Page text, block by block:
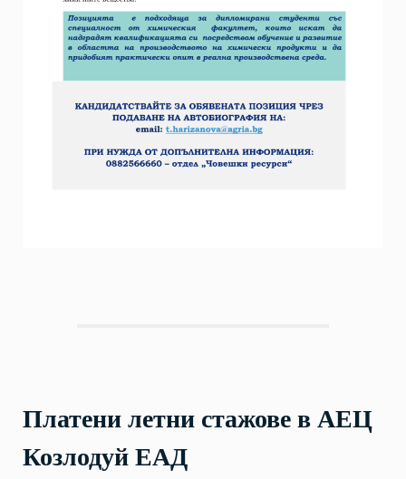
Платени летни стажове в АЕЦ
Козлодуй ЕАД